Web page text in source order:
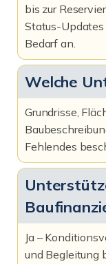
bis zur
Status-
Bedarf an.
Welche
Grundrisse,
Fehlendes
Ja –
und Begleitung